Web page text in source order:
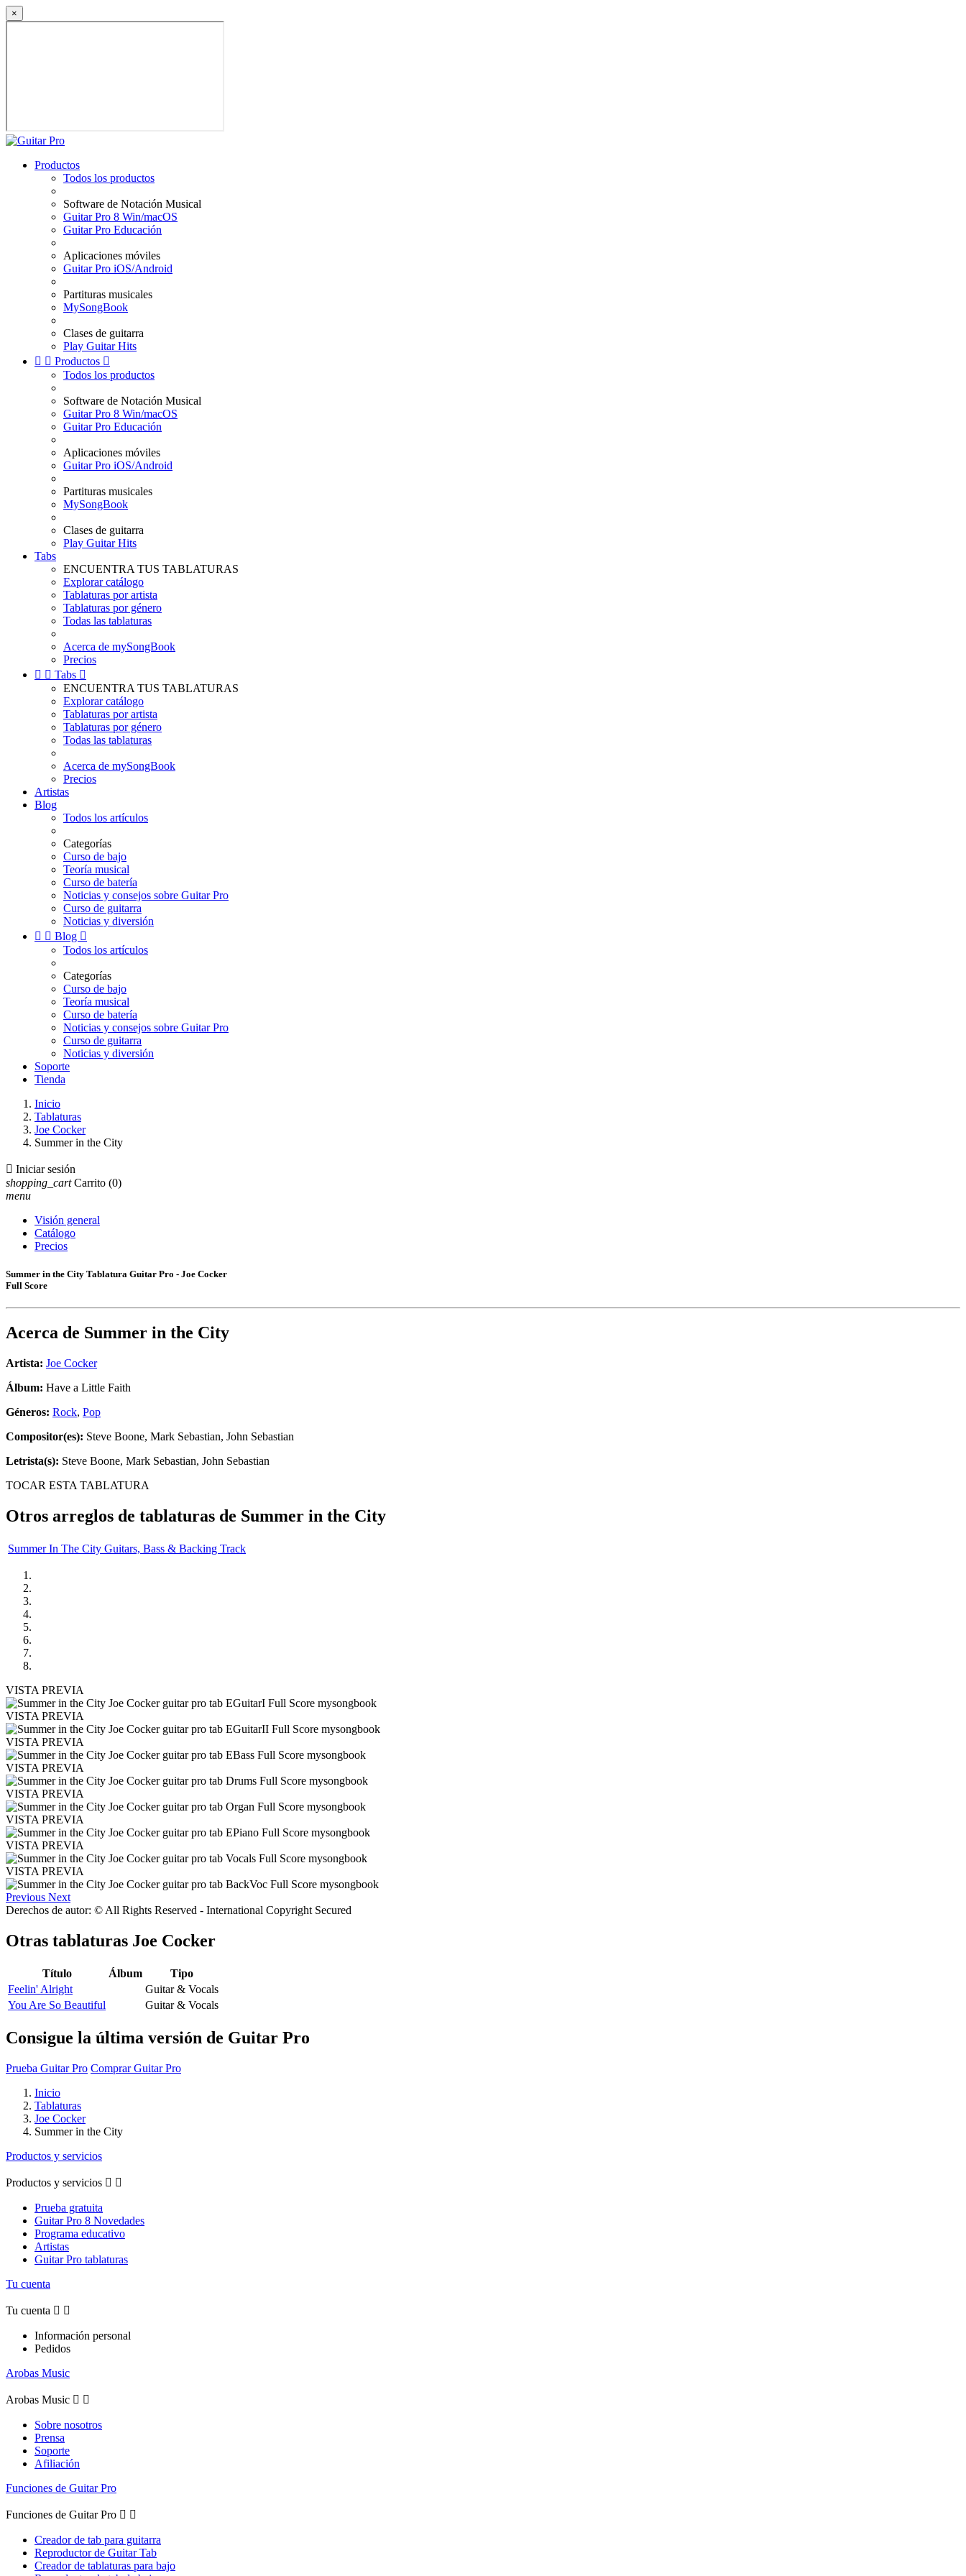
×
Productos
Todos los productos
Software de Notación Musical
Guitar Pro 8 Win/macOS
Guitar Pro Educación
Aplicaciones móviles
Guitar Pro iOS/Android
Partituras musicales
MySongBook
Clases de guitarra
Play Guitar Hits
  Productos 
Todos los productos
Software de Notación Musical
Guitar Pro 8 Win/macOS
Guitar Pro Educación
Aplicaciones móviles
Guitar Pro iOS/Android
Partituras musicales
MySongBook
Clases de guitarra
Play Guitar Hits
Tabs
ENCUENTRA TUS TABLATURAS
Explorar catálogo
Tablaturas por artista
Tablaturas por género
Todas las tablaturas
Acerca de mySongBook
Precios
  Tabs 
ENCUENTRA TUS TABLATURAS
Explorar catálogo
Tablaturas por artista
Tablaturas por género
Todas las tablaturas
Acerca de mySongBook
Precios
Artistas
Blog
Todos los artículos
Categorías
Curso de bajo
Teoría musical
Curso de batería
Noticias y consejos sobre Guitar Pro
Curso de guitarra
Noticias y diversión
  Blog 
Todos los artículos
Categorías
Curso de bajo
Teoría musical
Curso de batería
Noticias y consejos sobre Guitar Pro
Curso de guitarra
Noticias y diversión
Soporte
Tienda
Inicio
Tablaturas
Joe Cocker
Summer in the City
 Iniciar sesión
shopping_cart Carrito (0)
menu
Visión general
Catálogo
Precios
Summer in the City Tablatura Guitar Pro - Joe Cocker
Full Score
Acerca de Summer in the City
Artista: Joe Cocker
Álbum: Have a Little Faith
Géneros: Rock, Pop
Compositor(es): Steve Boone, Mark Sebastian, John Sebastian
Letrista(s): Steve Boone, Mark Sebastian, John Sebastian
TOCAR ESTA TABLATURA
Otros arreglos de tablaturas de Summer in the City
Summer In The City Guitars, Bass & Backing Track
VISTA PREVIA
VISTA PREVIA
VISTA PREVIA
VISTA PREVIA
VISTA PREVIA
VISTA PREVIA
VISTA PREVIA
VISTA PREVIA
Previous Next
Derechos de autor: © All Rights Reserved - International Copyright Secured
Otras tablaturas Joe Cocker
Título Álbum
Tipo
Feelin' Alright
Guitar & Vocals
You Are So Beautiful
Guitar & Vocals
Consigue la última versión de Guitar Pro
Prueba Guitar Pro Comprar Guitar Pro
Inicio
Tablaturas
Joe Cocker
Summer in the City
Productos y servicios
Productos y servicios  
Prueba gratuita
Guitar Pro 8 Novedades
Programa educativo
Artistas
Guitar Pro tablaturas
Tu cuenta
Tu cuenta  
Información personal
Pedidos
Arobas Music
Arobas Music  
Sobre nosotros
Prensa
Soporte
Afiliación
Funciones de Guitar Pro
Funciones de Guitar Pro  
Creador de tab para guitarra
Reproductor de Guitar Tab
Creador de tablaturas para bajo